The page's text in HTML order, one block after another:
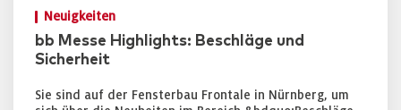
Neuigkeiten
bb Messe Highlights: Beschläge und
Sicherheit
Sie sind auf der Fensterbau Frontale in Nürnberg, um